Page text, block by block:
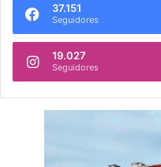
37.151
Seguidores
19.027
Seguidores